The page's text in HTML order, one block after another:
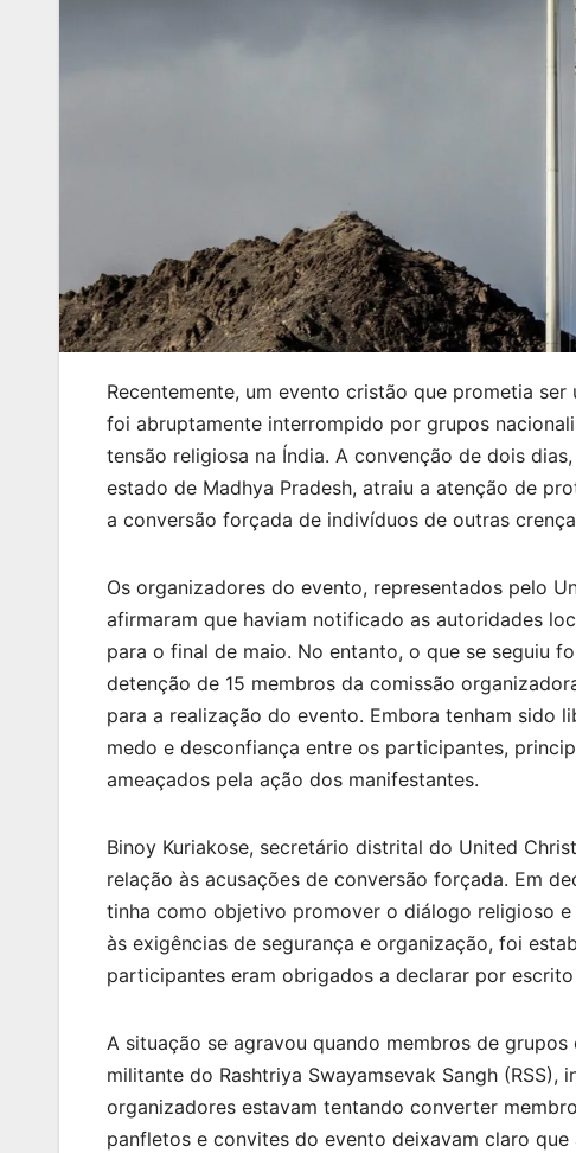
Recentemente, um evento cristão que prometia
foi abruptamente interrompido por grupos
tensão religiosa na Índia. A convenção de dois
estado de Madhya Pradesh, atraiu a atenção de
a conversão forçada de indivíduos de outras
Os organizadores do evento, representados pelo
afirmaram que haviam notificado as autoridades
para o final de maio. No entanto, o que se seguiu
detenção de 15 membros da comissão
para a realização do evento. Embora tenham sido
medo e desconfiança entre os participantes,
ameaçados pela ação dos manifestantes.
Binoy Kuriakose, secretário distrital do United
relação às acusações de conversão forçada. Em
tinha como objetivo promover o diálogo religioso
às exigências de segurança e organização, foi
participantes eram obrigados a declarar por
A situação se agravou quando membros de
militante do Rashtriya Swayamsevak Sangh
organizadores estavam tentando converter
panfletos e convites do evento deixavam claro